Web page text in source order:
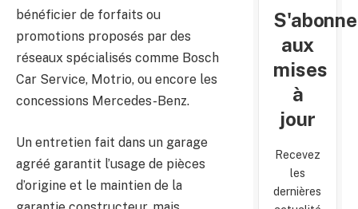
bénéficier de forfaits ou
promotions proposés par des
réseaux spécialisés comme Bosch
Car Service, Motrio, ou encore les
concessions Mercedes-Benz.
Un entretien fait dans un garage
agréé garantit l’usage de pièces
d’origine et le maintien de la
aux
mises
à
jour
Recevez
les
dernières